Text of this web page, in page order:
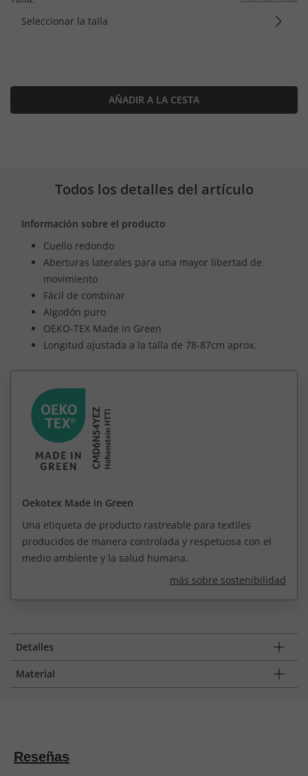
Seleccionar la talla
AÑADIR A LA CESTA
Todos los detalles del artículo
Información sobre el producto
Cuello redondo
Aberturas laterales para una mayor libertad de
movimiento
Fácil de combinar
Algodón puro
OEKO-TEX Made in Green
Longitud ajustada a la talla de 78-87cm aprox.
Oekotex Made in Green
Una etiqueta de producto rastreable para textiles
producidos de manera controlada y respetuosa con el
medio ambiente y la salud humana.
más sobre sostenibilidad
Detalles
Material